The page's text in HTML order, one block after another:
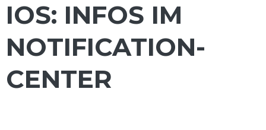
IOS: INFOS IM
NOTIFICATION-
CENTER